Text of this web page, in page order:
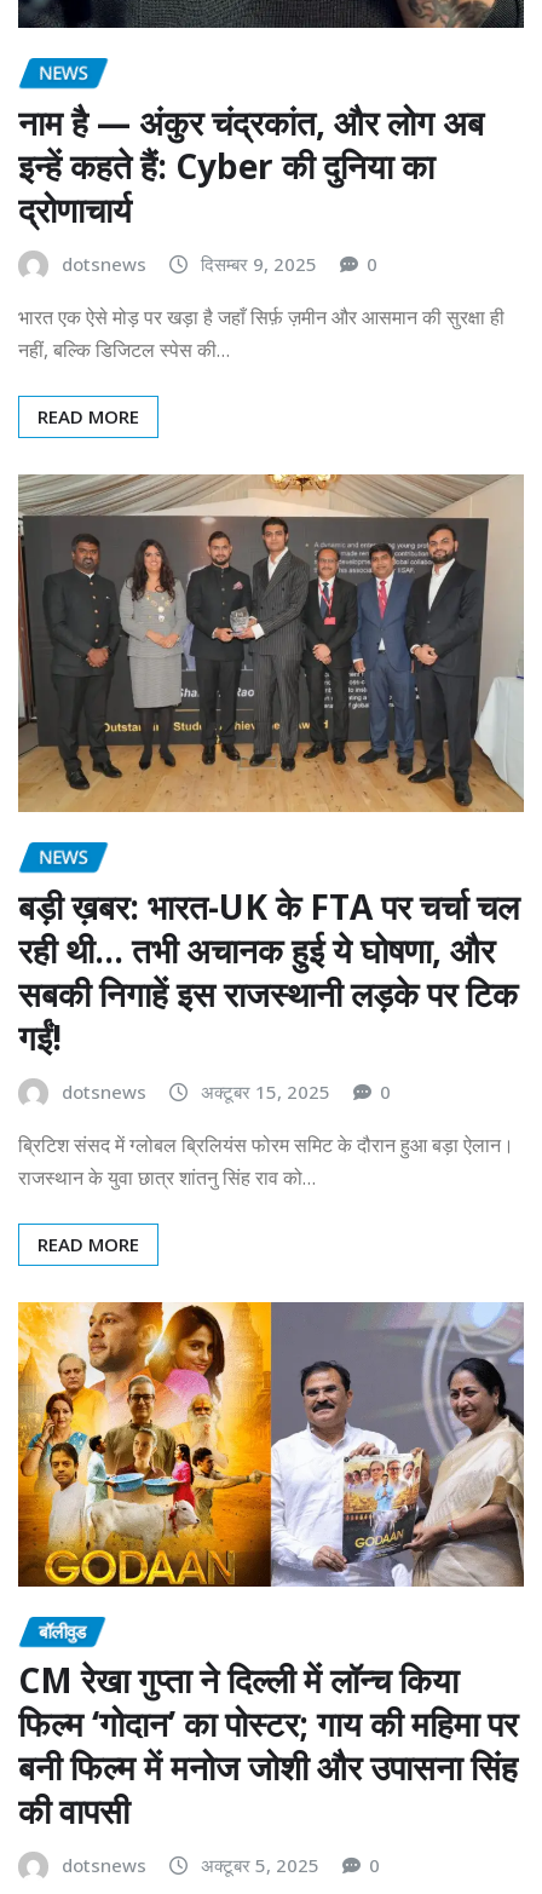
NEWS
नाम है — अंकुर चंद्रकांत, और लोग अब
इन्हें कहते हैं: Cyber की दुनिया का
द्रोणाचार्य
dotsnews दिसम्बर 9, 2025 0
भारत एक ऐसे मोड़ पर खड़ा है जहाँ सिर्फ़ ज़मीन और आसमान की सुरक्षा ही
नहीं, बल्कि डिजिटल स्पेस की…
READ MORE
NEWS
बड़ी ख़बर: भारत-UK के FTA पर चर्चा चल
रही थी… तभी अचानक हुई ये घोषणा, और
सबकी निगाहें इस राजस्थानी लड़के पर टिक
गईं!
dotsnews अक्टूबर 15, 2025 0
ब्रिटिश संसद में ग्लोबल ब्रिलियंस फोरम समिट के दौरान हुआ बड़ा ऐलान।
राजस्थान के युवा छात्र शांतनु सिंह राव को…
READ MORE
बॉलीवुड
CM रेखा गुप्ता ने दिल्ली में लॉन्च किया
फिल्म ‘गोदान’ का पोस्टर; गाय की महिमा पर
बनी फिल्म में मनोज जोशी और उपासना सिंह
की वापसी
dotsnews अक्टूबर 5, 2025 0